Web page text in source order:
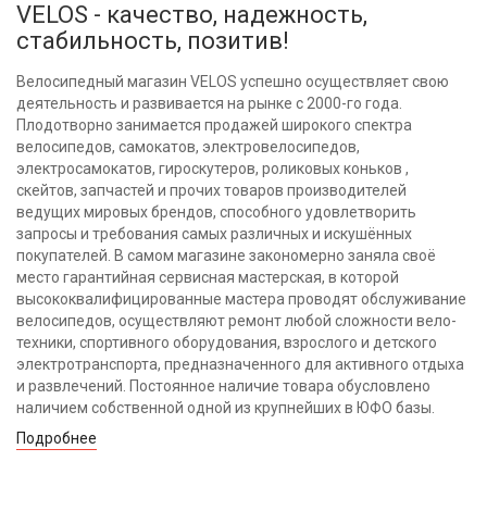
VELOS - качество, надежность,
стабильность, позитив!
Велосипедный магазин VELOS успешно осуществляет свою
деятельность и развивается на рынке с 2000-го года.
Плодотворно занимается продажей широкого спектра
велосипедов, самокатов, электровелосипедов,
электросамокатов, гироскутеров, роликовых коньков ,
скейтов, запчастей и прочих товаров производителей
ведущих мировых брендов, способного удовлетворить
запросы и требования самых различных и искушённых
покупателей. В самом магазине закономерно заняла своё
место гарантийная сервисная мастерская, в которой
высококвалифицированные мастера проводят обслуживание
велосипедов, осуществляют ремонт любой сложности вело-
техники, спортивного оборудования, взрослого и детского
электротранспорта, предназначенного для активного отдыха
и развлечений. Постоянное наличие товара обусловлено
наличием собственной одной из крупнейших в ЮФО базы.
Подробнее